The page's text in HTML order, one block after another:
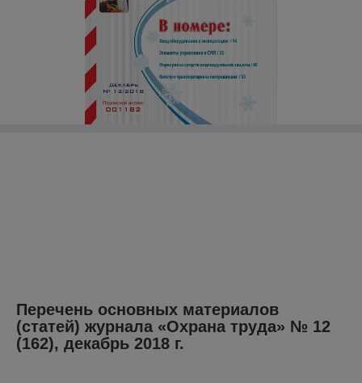
Перечень основных материалов
(статей) журнала «Охрана труда» № 12
(162), декабрь 2018 г.